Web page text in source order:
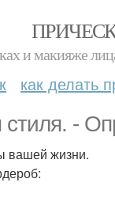
и макияже
как делать
-
вашей жизни.